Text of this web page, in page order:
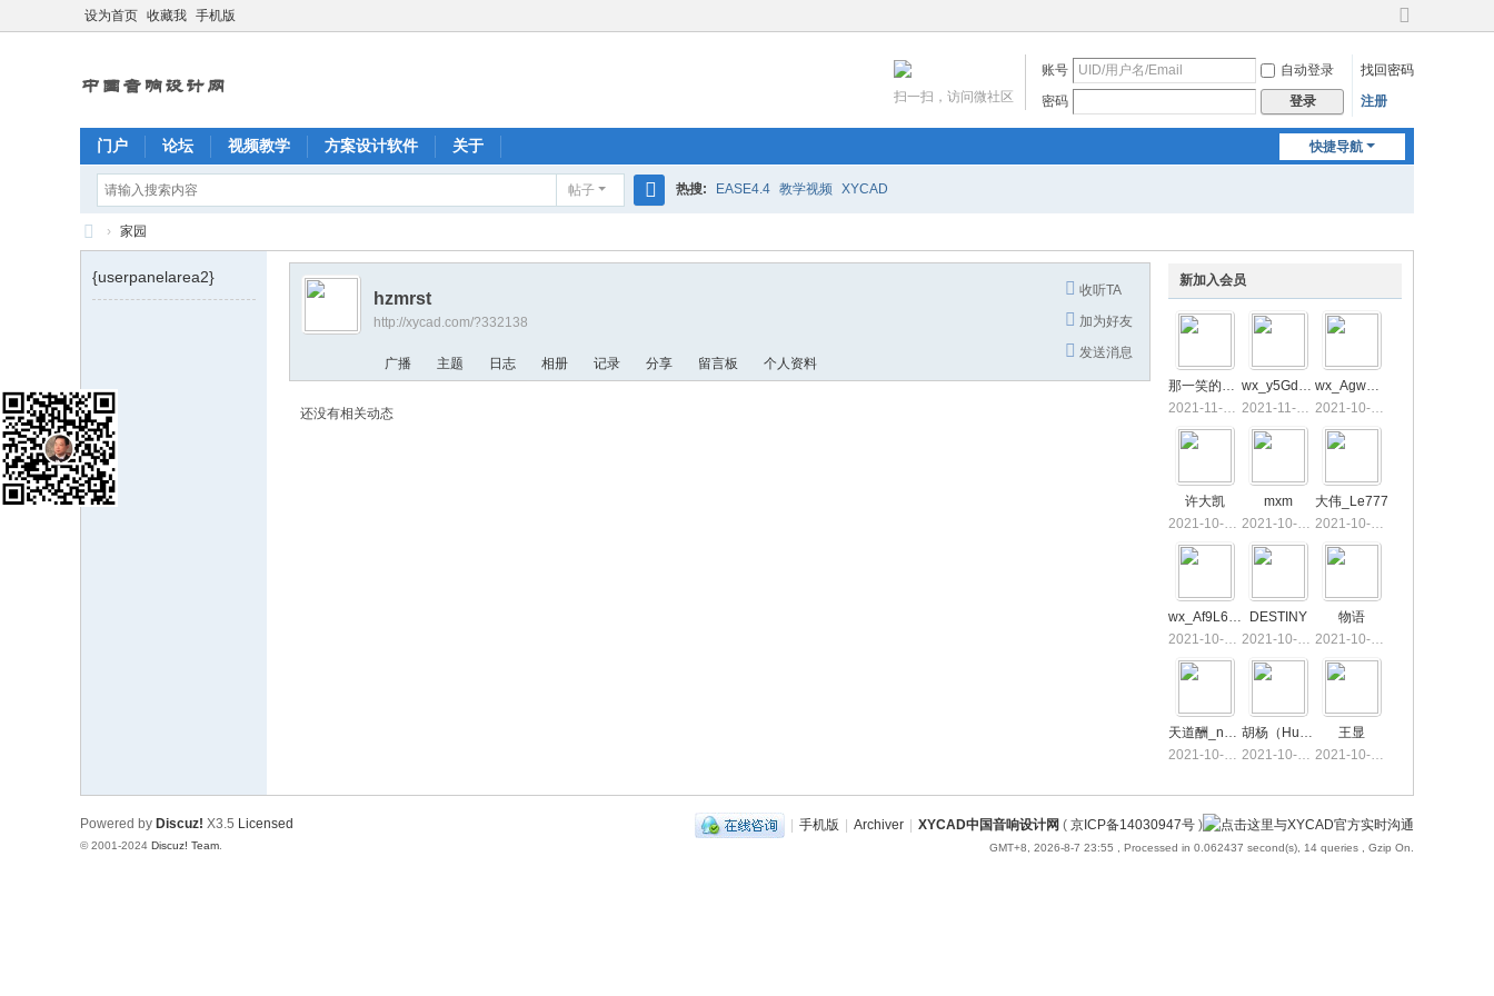
设为首页 收藏我 手机版
切
到
账号 自动登录
找回密码
密码
登录 注册
扫一扫，访问微社区
快捷导航
门户 论坛 视频教学 方案设计软件 关于
帖子
索
热搜: EASE4.4 教学视频 XYCAD
Y
D
中
国
音
› 家园
{userpanelarea2} 新加入会员
那一笑的风情
2021-11-2 09:32
wx_y5GdY5jQ
2021-11-1 08:10
wx_AgwHTg3P
2021-10-29 22:38
许大凯
2021-10-28 22:54
mxm
2021-10-28 16:42
大伟_Le777
2021-10-28 11:10
wx_Af9L6a63
2021-10-25 14:49
DESTINY
2021-10-21 15:26
物语
2021-10-16 15:41
天道酬_nSjim
2021-10-13 10:36
胡杨（HuYang）
2021-10-13 05:43
王显
2021-10-11 22:34
收听TA
加为好友
发送消息
hzmrst
http://xycad.com/?332138
广播 主题 日志 相册 记录 分享 留言板 个人资料
还没有相关动态
| 手机版 | Archiver | XYCAD中国音响设计网 ( 京ICP备14030947号 )
GMT+8, 2026-8-7 23:55 , Processed in 0.062437 second(s), 14 queries , Gzip On.
Powered by Discuz! X3.5 Licensed
© 2001-2024 Discuz! Team